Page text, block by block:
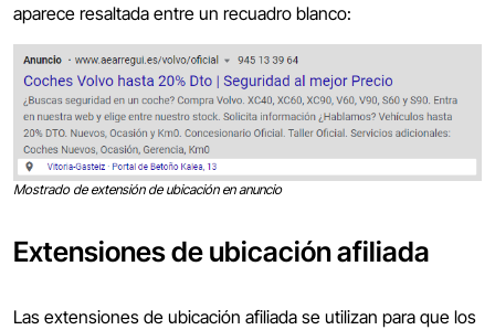
aparece resaltada entre un recuadro blanco:
Mostrado de extensión de ubicación en anuncio
Extensiones de ubicación afiliada
Las extensiones de ubicación afiliada se utilizan para que los